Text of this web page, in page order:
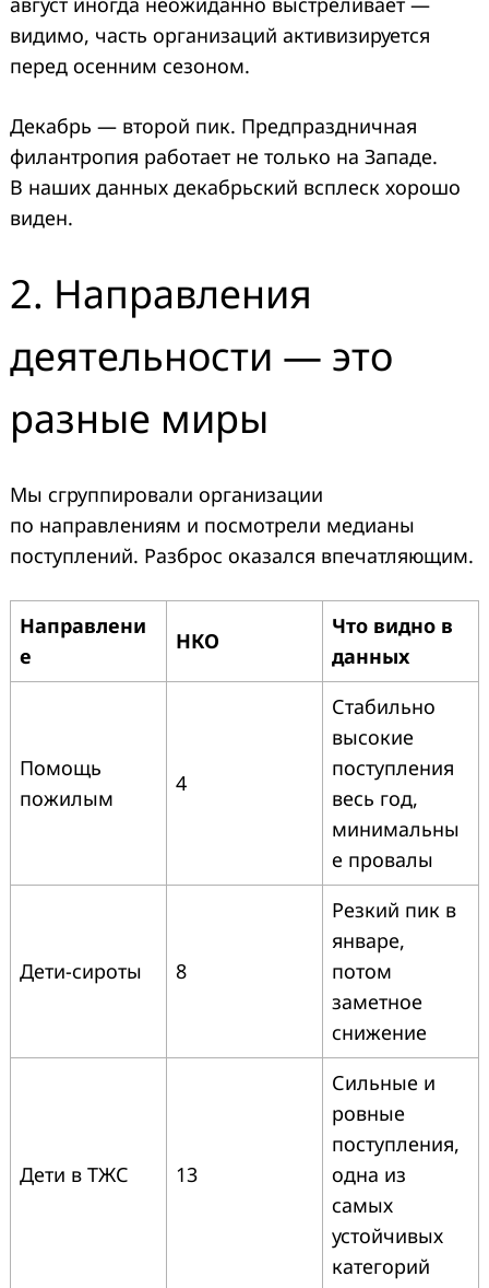
видимо, часть организаций активизируется
перед осенним сезоном.
Декабрь — второй пик. Предпраздничная
филантропия работает не только на Западе.
В наших данных декабрьский всплеск хорошо
виден.
2. Направления
деятельности — это
разные миры
Мы сгруппировали организации
по направлениям и посмотрели медианы
поступлений. Разброс оказался впечатляющим.
Направлени
е
НКО
Что видно в
данных
Помощь
пожилым
4
Стабильно
высокие
поступления
весь год,
минимальны
е провалы
Дети-сироты 8
Резкий пик в
январе,
потом
заметное
снижение
Дети в ТЖС 13
Сильные и
ровные
поступления,
одна из
самых
устойчивых
категорий